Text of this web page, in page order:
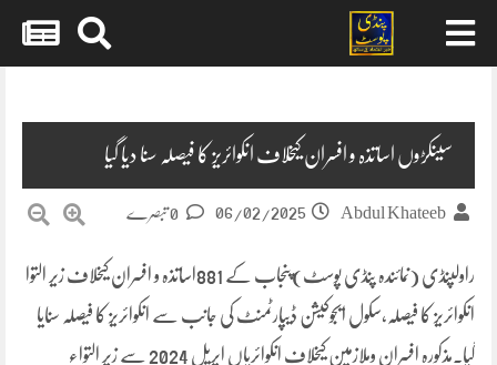
سینکڑوں اساتذہ و افسران کیخلاف انکوائریز کا فیصلہ سنا دیا گیا
Abdul Khateeb
06/02/2025
راولپنڈی (نمائندہ پنڈی پوسٹ)پنجاب کے 881اساتذہ و افسران کیخلاف زیر التوا
انکوائریز کا فیصلہ،سکول ایجوکیشن ڈیپارٹمنٹ کی جانب سے انکوائریز کا فیصلہ سنایا
گیا۔مذکورہ افسران وملازمین کیخلاف انکوائریاں اپریل 2024 سے زیر التواء